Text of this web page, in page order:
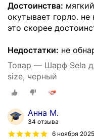
Достоинства:
окутывает горло.
это скорее
Недостатки: не
Товар — Шарф Sela
size, черный
Анна М.
34 отзыва
6 ноября 2025